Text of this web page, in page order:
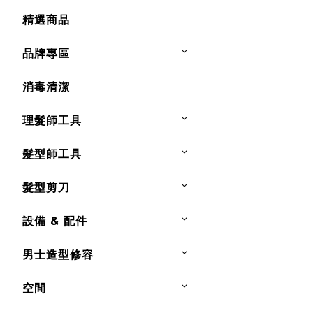
精選商品
品牌專區
消毒清潔
理髮師工具
髮型師工具
髮型剪刀
設備 & 配件
男士造型修容
空間